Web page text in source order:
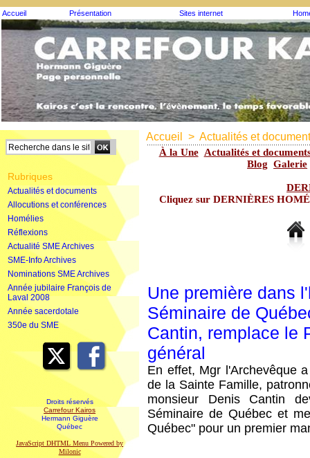
Accueil Présentation Sites internet
Rubriques
Actualités et documents
Allocutions et conférences
Homélies
Réflexions
Actualité SME Archives
SME-Info Archives
Nominations SME Archives
Année jubilaire François de
Laval 2008
Année sacerdotale
350e du SME
Droits réservés
Carrefour Kairos
Hermann Giguère
Québec
JavaScript DHTML Menu Powered by
Milonic
Accueil > Actualités et
À la Une Actualités et
Blog Galerie
Cliquez sur DERNIÈRES
Une première dans
Séminaire de
Cantin, remplace le
général
En effet, Mgr l'Archevêque
de la Sainte Famille,
monsieur Denis Cantin
Séminaire de Québec et
Québec" pour un premier